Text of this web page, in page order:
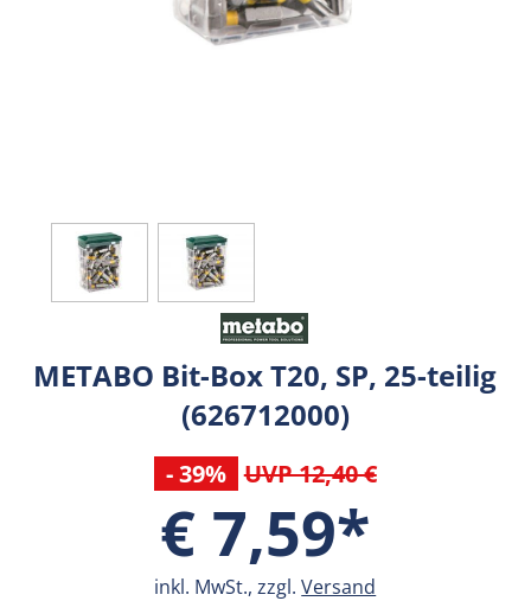
METABO Bit-Box T20, SP, 25-teilig
(626712000)
- 39% UVP 12,40 €
€ 7,59*
inkl. MwSt., zzgl.Versand